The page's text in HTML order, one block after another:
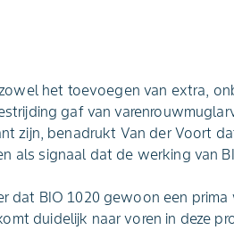
het toevoegen van extra,
gaf van
zijn, benadrukt Van der Voort
als signaal dat de werking van
dat BIO 1020 gewoon een
duidelijk naar voren in deze